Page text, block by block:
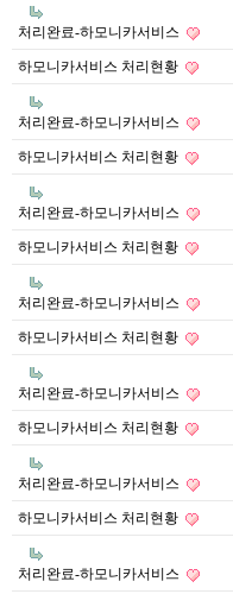
처리완료-하모니카서비스
하모니카서비스 처리현황
처리완료-하모니카서비스
하모니카서비스 처리현황
처리완료-하모니카서비스
하모니카서비스 처리현황
처리완료-하모니카서비스
하모니카서비스 처리현황
처리완료-하모니카서비스
하모니카서비스 처리현황
처리완료-하모니카서비스
하모니카서비스 처리현황
처리완료-하모니카서비스